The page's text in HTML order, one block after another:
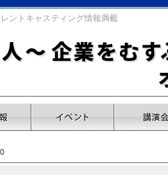
ントキャスティング情報満載